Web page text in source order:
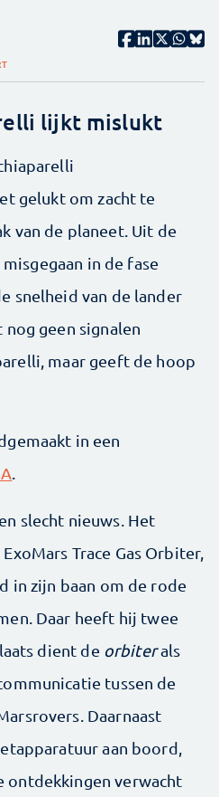
lijkt mislukt
gelukt om zacht te
van de planeet. Uit de
in de fase
snelheid van de lander
geen signalen
maar geeft de hoop
in een
.
slecht nieuws. Het
Trace Gas Orbiter,
in zijn baan om de rode
Daar heeft hij twee
dient de orbiterals
tussen de
Daarnaast
aan boord,
ontdekkingen verwacht